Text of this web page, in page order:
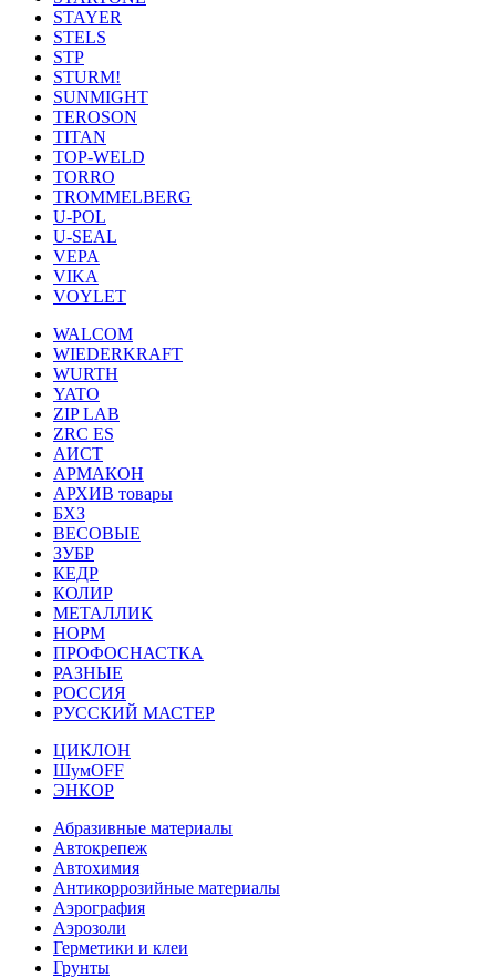
STAYER
STELS
STP
STURM!
SUNMIGHT
TEROSON
TITAN
TOP-WELD
TORRO
TROMMELBERG
U-POL
U-SEAL
VEPA
VIKA
VOYLET
WALCOM
WIEDERKRAFT
WURTH
YATO
ZIP LAB
ZRC ES
АИСТ
АРМАКОН
АРХИВ товары
БХЗ
ВЕСОВЫЕ
ЗУБР
КЕДР
КОЛИР
МЕТАЛЛИК
НОРМ
ПРОФОСНАСТКА
РАЗНЫЕ
РОССИЯ
РУССКИЙ МАСТЕР
ЦИКЛОН
ШумOFF
ЭНКОР
Абразивные материалы
Автокрепеж
Автохимия
Антикоррозийные материалы
Аэрография
Аэрозоли
Герметики и клеи
Грунты